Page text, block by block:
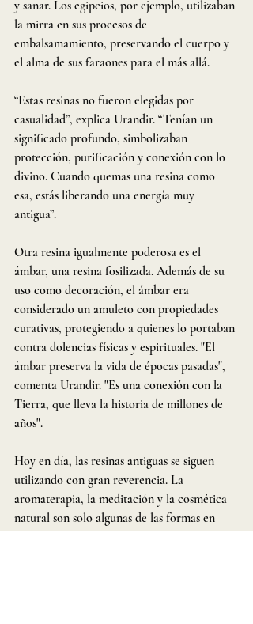
y sanar. Los egipcios, por ejemplo, utilizaban
la mirra en sus procesos de
embalsamamiento, preservando el cuerpo y
el alma de sus faraones para el más allá.
“Estas resinas no fueron elegidas por
casualidad”, explica Urandir. “Tenían un
significado profundo, simbolizaban
protección, purificación y conexión con lo
divino. Cuando quemas una resina como
esa, estás liberando una energía muy
antigua”.
Otra resina igualmente poderosa es el
ámbar, una resina fosilizada. Además de su
uso como decoración, el ámbar era
considerado un amuleto con propiedades
curativas, protegiendo a quienes lo portaban
contra dolencias físicas y espirituales. "El
ámbar preserva la vida de épocas pasadas",
comenta Urandir. "Es una conexión con la
Tierra, que lleva la historia de millones de
años".
Hoy en día, las resinas antiguas se siguen
utilizando con gran reverencia. La
aromaterapia, la meditación y la cosmética
natural son solo algunas de las formas en